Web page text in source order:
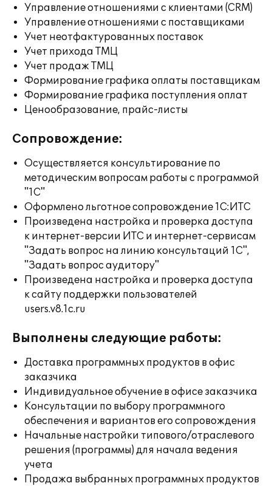
Управление отношениями с клиентами (CRM)
Управление отношениями с поставщиками
Учет неотфактурованных поставок
Учет прихода ТМЦ
Учет продаж ТМЦ
Формирование графика оплаты поставщикам
Формирование графика поступления оплат
Ценообразование, прайс-листы
Сопровождение:
Осуществляется консультирование по
методическим вопросам работы с программой
"1С"
Оформлено льготное сопровождение 1С:ИТС
Произведена настройка и проверка доступа
к интернет-версии ИТС и интернет-сервисам
"Задать вопрос на линию консультаций 1С",
"Задать вопрос аудитору"
Произведена настройка и проверка доступа
к сайту поддержки пользователей
users.v8.1c.ru
Выполнены следующие работы:
Доставка программных продуктов в офис
заказчика
Индивидуальное обучение в офисе заказчика
Консультации по выбору программного
обеспечения и вариантов его сопровождения
Начальные настройки типового/отраслевого
решения (программы) для начала ведения
учета
Продажа выбранных программных продуктов